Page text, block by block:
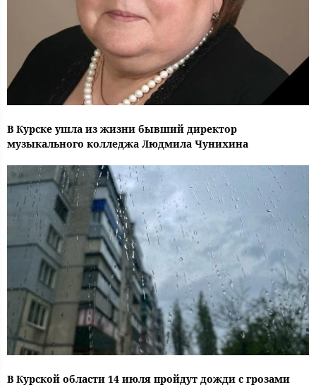
В Курске ушла из жизни бывший директор
музыкального колледжа Людмила Чунихина
В Курской области 14 июля пройдут дожди с грозами